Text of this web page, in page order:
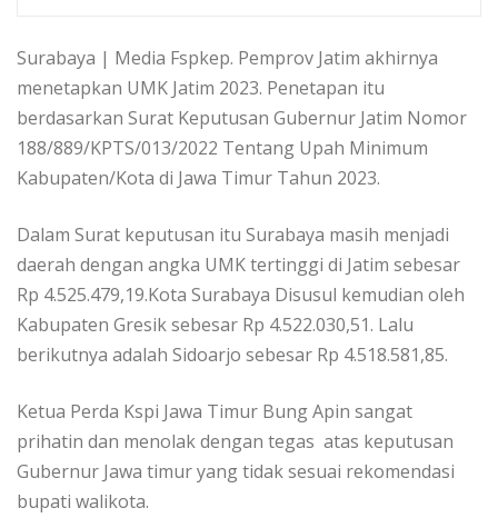
Surabaya | Media Fspkep. Pemprov Jatim akhirnya
menetapkan UMK Jatim 2023. Penetapan itu
berdasarkan Surat Keputusan Gubernur Jatim Nomor
188/889/KPTS/013/2022 Tentang Upah Minimum
Kabupaten/Kota di Jawa Timur Tahun 2023.
Dalam Surat keputusan itu Surabaya masih menjadi
daerah dengan angka UMK tertinggi di Jatim sebesar
Rp 4.525.479,19.Kota Surabaya Disusul kemudian oleh
Kabupaten Gresik sebesar Rp 4.522.030,51. Lalu
berikutnya adalah Sidoarjo sebesar Rp 4.518.581,85.
Ketua Perda Kspi Jawa Timur Bung Apin sangat
prihatin dan menolak dengan tegas atas keputusan
Gubernur Jawa timur yang tidak sesuai rekomendasi
bupati walikota.